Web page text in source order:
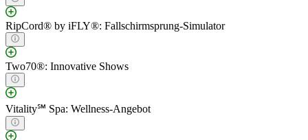
RipCord® by iFLY®: Fallschirmsprung-Simulator
Two70®: Innovative Shows
Vitality℠ Spa: Wellness-Angebot